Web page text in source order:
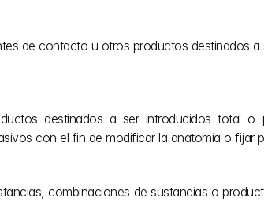
de contacto u otros productos destinados
destinados a ser introducidos total o
con el fin de modificar la anatomía o fijar
combinaciones de sustancias o